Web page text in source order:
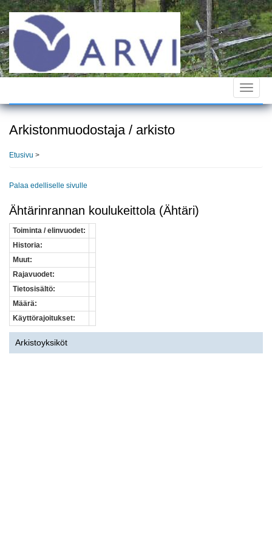
Hyppää
pääsisältöön
Toggle
Arkistonmuodostaja / arkisto
Etusivu >
Palaa edelliselle sivulle
Ähtärinrannan koulukeittola (Ähtäri)
Toiminta / elinvuodet:
Historia:
Muut:
Rajavuodet:
Tietosisältö:
Määrä:
Käyttörajoitukset:
Arkistoyksiköt